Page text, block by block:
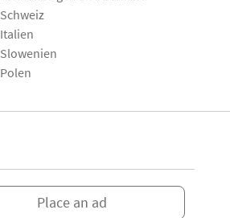
Schweiz
Italien
Slowenien
Polen
Place an ad